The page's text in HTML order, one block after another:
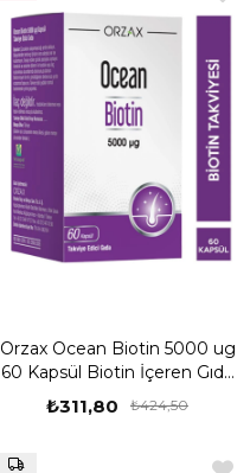
Orzax Ocean Biotin 5000 ug
60 Kapsül Biotin İçeren Gıda
Takviyesi
₺311,80 ₺424,50